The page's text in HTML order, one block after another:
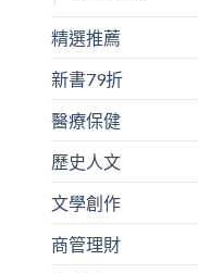
精選推薦
新書79折
醫療保健
歷史人文
文學創作
商管理財